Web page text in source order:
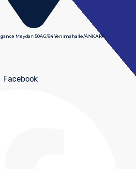
Meydan 50AG/84 Yenimahalle/ANKARA
Facebook